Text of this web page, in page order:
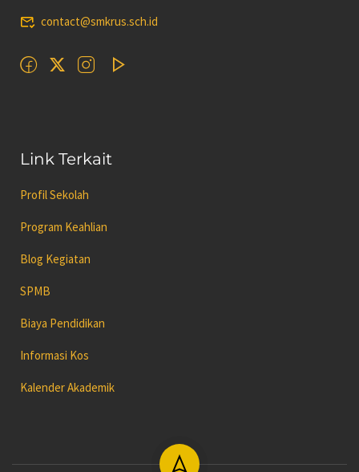
contact@smkrus.sch.id
Link Terkait
Profil Sekolah
Program Keahlian
Blog Kegiatan
SPMB
Biaya Pendidikan
Informasi Kos
Kalender Akademik